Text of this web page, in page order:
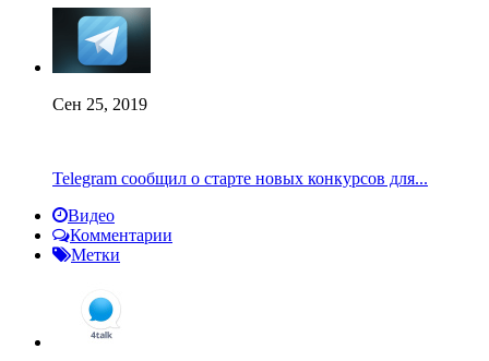
Сен 25, 2019
Telegram сообщил о старте новых конкурсов для...
Видео
Комментарии
Метки